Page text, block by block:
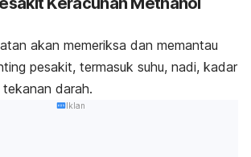
akan memeriksa dan memantau
pesakit, termasuk suhu, nadi, kadar
darah.
Iklan